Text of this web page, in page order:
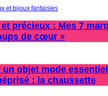
précieux : Mes 7
de cœur »
un objet mode
: la chaussette